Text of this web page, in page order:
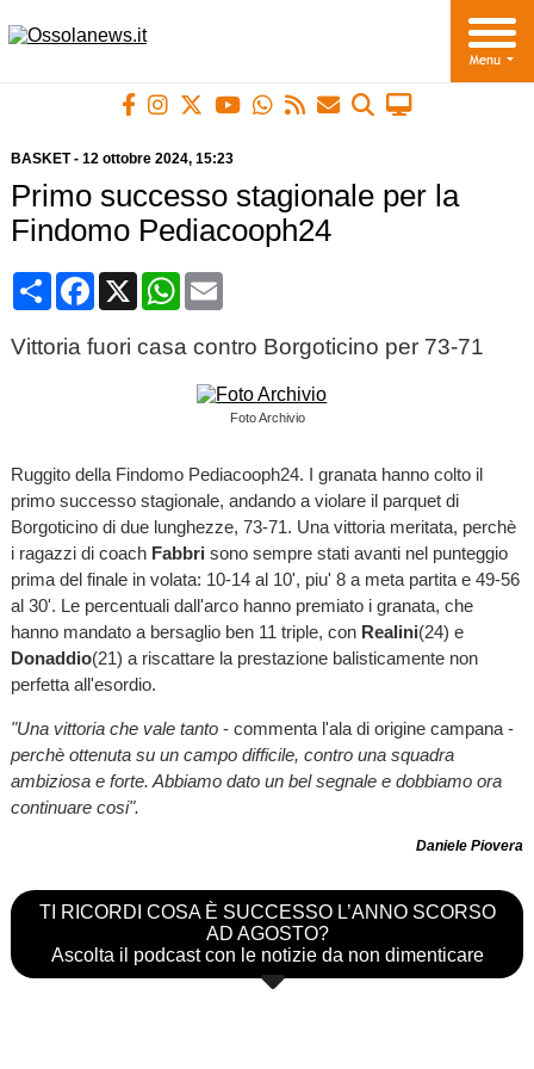
BASKET- 12 ottobre 2024, 15:23
Primo successo stagionale per la
Findomo Pediacooph24
CondividiFacebook
X WhatsApp
Email
Vittoria fuori casa contro Borgoticino per 73-71
Foto Archivio
Ruggito della Findomo Pediacooph24. I granata hanno colto il
primo successo stagionale, andando a violare il parquet di
Borgoticino di due lunghezze, 73-71. Una vittoria meritata, perchè
i ragazzi di coach Fabbri sono sempre stati avanti nel punteggio
prima del finale in volata: 10-14 al 10', piu' 8 a meta partita e 49-56
al 30'. Le percentuali dall'arco hanno premiato i granata, che
hanno mandato a bersaglio ben 11 triple, con Realini(24) e
Donaddio(21) a riscattare la prestazione balisticamente non
perfetta all'esordio.
"Una vittoria che vale tanto- commenta l'ala di origine campana -
perchè ottenuta su un campo difficile, contro una squadra
ambiziosa e forte. Abbiamo dato un bel segnale e dobbiamo ora
continuare cosi".
Daniele Piovera
TI RICORDI COSA È SUCCESSO L’ANNO SCORSO
AD AGOSTO?
Ascolta il podcast con le notizie da non dimenticare